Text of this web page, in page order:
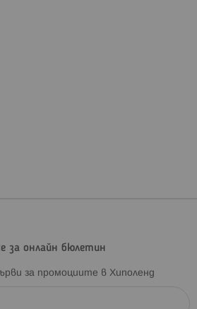
за онлайн бюлетин
за промоциите в Хиполенд